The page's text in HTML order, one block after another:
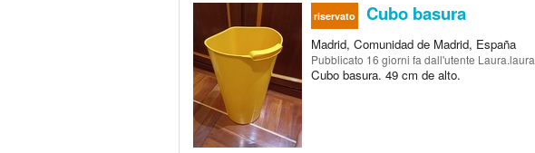
riservato Cubo basura
Madrid, Comunidad de Madrid, España
Pubblicato 16 giorni fa dall'utente Laura.laura
Cubo basura. 49 cm de alto.